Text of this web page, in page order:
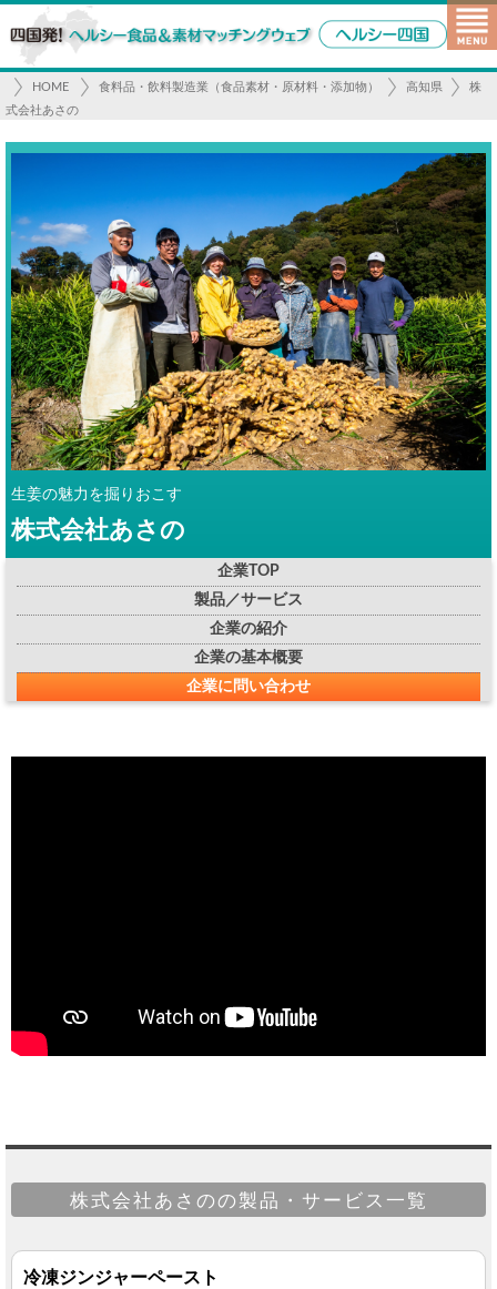
HOME 食料品・飲料製造業（食品素材・原材料・添加物） 高知県
株
式会社あさの
生姜の魅力を掘りおこす
株式会社あさの
企業TOP
製品／サービス
企業の紹介
企業の基本概要
企業に問い合わせ
株式会社あさのの製品・サービス一覧
冷凍ジンジャーペースト